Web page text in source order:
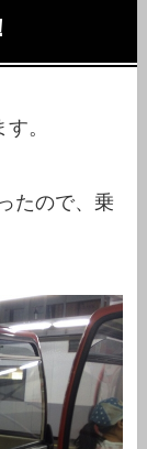
す。
たので、乗